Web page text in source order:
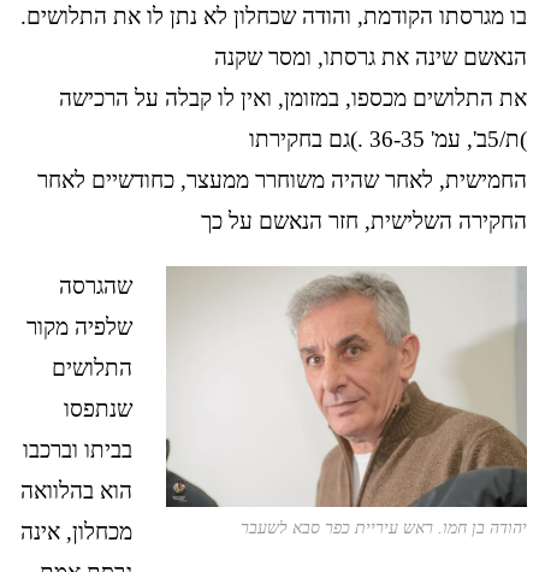
בו מגרסתו הקודמת, והודה שכחלון לא נתן לו את התלושים.
הנאשם שינה את גרסתו, ומסר שקנה
את התלושים מכספו, במזומן, ואין לו קבלה על הרכישה
)ת/5ב', עמ' 36-35 .)גם בחקירתו
החמישית, לאחר שהיה משוחרר ממעצר, כחודשיים לאחר
החקירה השלישית, חזר הנאשם על כך
יהודה בן חמו. ראש עיריית כפר סבא לשעבר
שהגרסה
שלפיה מקור
התלושים
שנתפסו
בביתו וברכבו
הוא בהלוואה
מכחלון, אינה